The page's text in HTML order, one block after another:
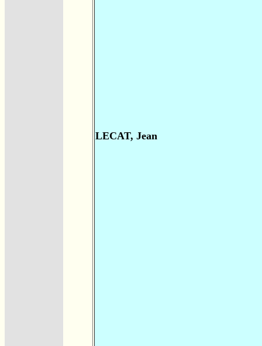
LECAT, Jean